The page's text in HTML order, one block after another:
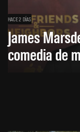
HACE 2 DÍAS
James
comedia de